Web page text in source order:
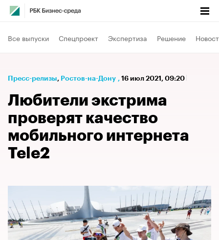
Все выпуски Спецпроект Экспертиза Решение
Пресс-релизы⁠, Ростов-на-Дону , 16 июл 2021, 09:20
Любители экстрима
проверят качество
мобильного интернета
Tele2